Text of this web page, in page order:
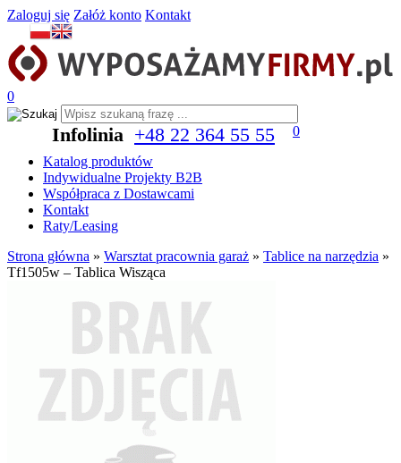
Zaloguj się Załóż konto Kontakt
0
Infolinia +48 22 364 55 55
0
Katalog produktów
Indywidualne Projekty B2B
Współpraca z Dostawcami
Kontakt
Raty/Leasing
Strona główna » Warsztat pracownia garaż » Tablice na narzędzia »
Tf1505w – Tablica Wisząca